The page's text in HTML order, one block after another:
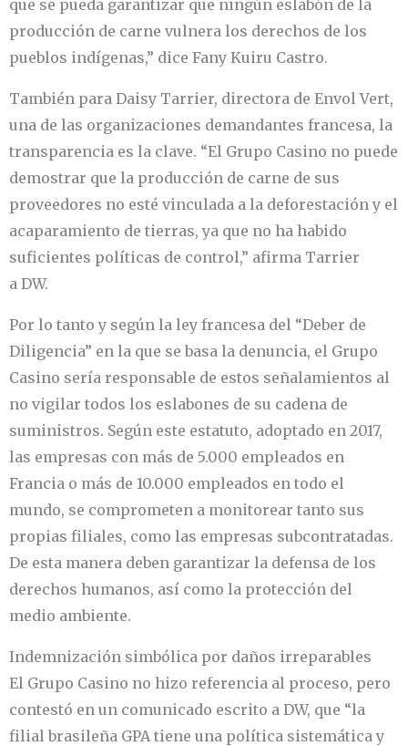
que se pueda garantizar que ningún eslabón de la
producción de carne vulnera los derechos de los
pueblos indígenas,” dice Fany Kuiru Castro.
También para Daisy Tarrier, directora de Envol Vert,
una de las organizaciones demandantes francesa, la
transparencia es la clave. “El Grupo Casino no puede
demostrar que la producción de carne de sus
proveedores no esté vinculada a la deforestación y el
acaparamiento de tierras, ya que no ha habido
suficientes políticas de control,” afirma Tarrier
a DW.
Por lo tanto y según la ley francesa del “Deber de
Diligencia” en la que se basa la denuncia, el Grupo
Casino sería responsable de estos señalamientos al
no vigilar todos los eslabones de su cadena de
suministros. Según este estatuto, adoptado en 2017,
las empresas con más de 5.000 empleados en
Francia o más de 10.000 empleados en todo el
mundo, se comprometen a monitorear tanto sus
propias filiales, como las empresas subcontratadas.
De esta manera deben garantizar la defensa de los
derechos humanos, así como la protección del
medio ambiente.
Indemnización simbólica por daños irreparables
El Grupo Casino no hizo referencia al proceso, pero
contestó en un comunicado escrito a DW, que “la
filial brasileña GPA tiene una política sistemática y